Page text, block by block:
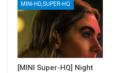
MINI-HD,SUPER-HQ
[MINI Super-HQ] Night